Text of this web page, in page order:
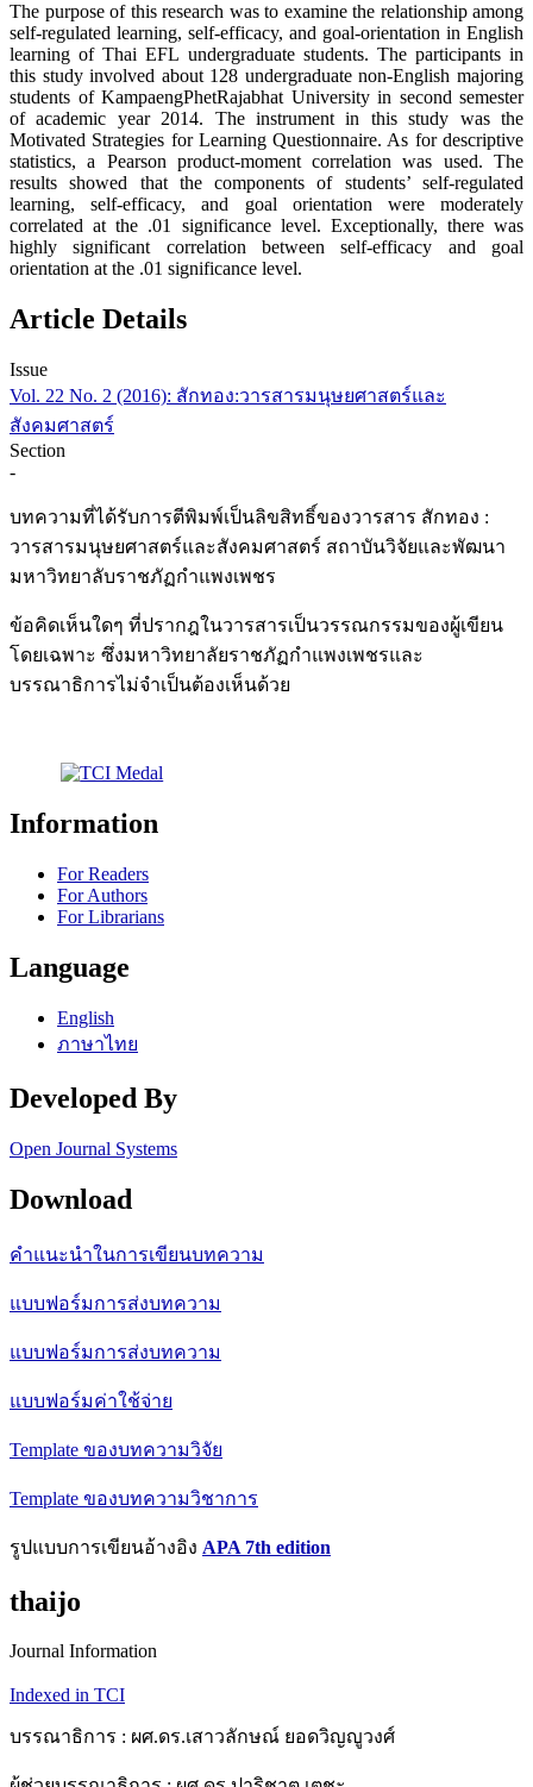
The purpose of this research was to examine the relationship among
self-regulated learning, self-efficacy, and goal-orientation in English
learning of Thai EFL undergraduate students. The participants in
this study involved about 128 undergraduate non-English majoring
students of KampaengPhetRajabhat University in second semester
of academic year 2014. The instrument in this study was the
Motivated Strategies for Learning Questionnaire. As for descriptive
statistics, a Pearson product-moment correlation was used. The
results showed that the components of students’ self-regulated
learning, self-efficacy, and goal orientation were moderately
correlated at the .01 significance level. Exceptionally, there was
highly significant correlation between self-efficacy and goal
orientation at the .01 significance level.
Article Details
Issue
Vol. 22 No. 2 (2016): สักทอง:วารสารมนุษยศาสตร์และ
สังคมศาสตร์
Section
-
บทความที่ได้รับการตีพิมพ์เป็นลิขสิทธิ์ของวารสาร สักทอง :
วารสารมนุษยศาสตร์และสังคมศาสตร์ สถาบันวิจัยและพัฒนา
มหาวิทยาลับราชภัฏกำแพงเพชร
ข้อคิดเห็นใดๆ ที่ปรากฎในวารสารเป็นวรรณกรรมของผู้เขียน
โดยเฉพาะ ซึ่งมหาวิทยาลัยราชภัฏกำแพงเพชรและ
บรรณาธิการไม่จำเป็นต้องเห็นด้วย
Information
For Readers
For Authors
For Librarians
Language
English
ภาษาไทย
Developed By
Open Journal Systems
Download
คำแนะนำในการเขียนบทความ
แบบฟอร์มการส่งบทความ
แบบฟอร์มการส่งบทความ
แบบฟอร์มค่าใช้จ่าย
Template ของบทความวิจัย
Template ของบทความวิชาการ
รูปแบบการเขียนอ้างอิง APA 7th edition
thaijo
Journal Information
Indexed in TCI
บรรณาธิการ : ผศ.ดร.เสาวลักษณ์ ยอดวิญญูวงศ์